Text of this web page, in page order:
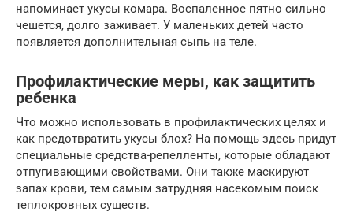
напоминает укусы комара. Воспаленное пятно сильно
чешется, долго заживает. У маленьких детей часто
появляется дополнительная сыпь на теле.
Профилактические меры, как защитить
ребенка
Что можно использовать в профилактических целях и
как предотвратить укусы блох? На помощь здесь придут
специальные средства-репелленты, которые обладают
отпугивающими свойствами. Они также маскируют
запах крови, тем самым затрудняя насекомым поиск
теплокровных существ.